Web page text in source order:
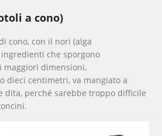
a cono)
cono, con il nori (alga
che sporgono
maggiori dimensioni,
dieci centimetri, va mangiato a
dita, perché sarebbe troppo difficile